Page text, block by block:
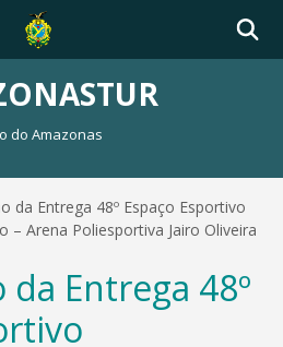
do Amazonas
da Entrega 48º Espaço Esportivo
– Arena Poliesportiva Jairo Oliveira
da Entrega 48º